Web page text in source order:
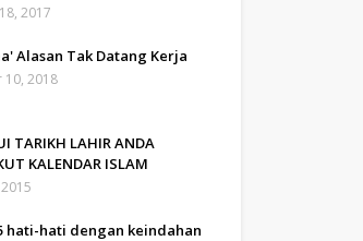
2017
Alasan Tak Datang Kerja
10, 2018
TARIKH LAHIR ANDA
KALENDAR ISLAM
hati-hati dengan keindahan